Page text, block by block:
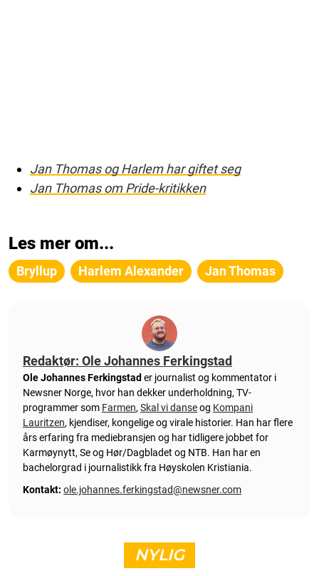
Jan Thomas og Harlem har giftet seg
Jan Thomas om Pride-kritikken
Les mer om...
Bryllup Harlem Alexander Jan Thomas
Redaktør: Ole Johannes Ferkingstad
Ole Johannes Ferkingstad er journalist og kommentator i
Newsner Norge, hvor han dekker underholdning, TV-
programmer som Farmen, Skal vi danseog Kompani
Lauritzen, kjendiser, kongelige og virale historier. Han har flere
års erfaring fra mediebransjen og har tidligere jobbet for
Karmøynytt, Se og Hør/Dagbladet og NTB. Han har en
bachelorgrad i journalistikk fra Høyskolen Kristiania.
Kontakt: ole.johannes.ferkingstad@newsner.com
NYLIG